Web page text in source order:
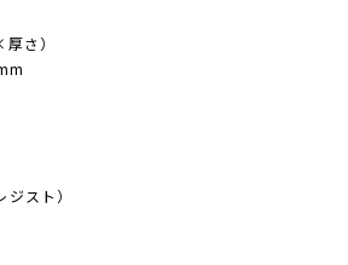
さ）
スト）